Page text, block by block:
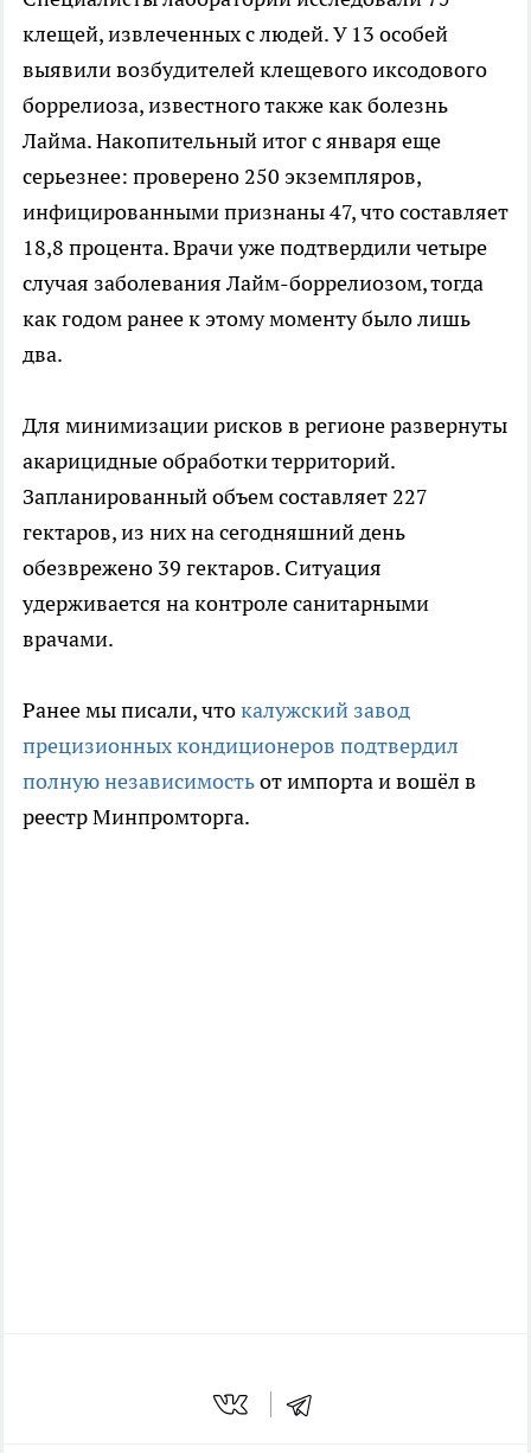
клещей, извлеченных с людей. У 13 особей
выявили возбудителей клещевого иксодового
боррелиоза, известного также как болезнь
Лайма. Накопительный итог с января еще
серьезнее: проверено 250 экземпляров,
инфицированными признаны 47, что составляет
18,8 процента. Врачи уже подтвердили четыре
случая заболевания Лайм-боррелиозом, тогда
как годом ранее к этому моменту было лишь
два.
Для минимизации рисков в регионе развернуты
акарицидные обработки территорий.
Запланированный объем составляет 227
гектаров, из них на сегодняшний день
обезврежено 39 гектаров. Ситуация
удерживается на контроле санитарными
врачами.
Ранее мы писали, чтокалужский завод
прецизионных кондиционеров подтвердил
полную независимостьот импорта и вошёл в
реестр Минпромторга.